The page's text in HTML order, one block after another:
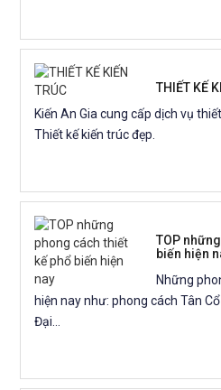
THIẾT KẾ
Kiến An Gia cung cấp dịch vụ
Thiết kế kiến trúc đẹp.
TOP
biến hiện
Những
hiện nay như: phong cách Tân
Đại...